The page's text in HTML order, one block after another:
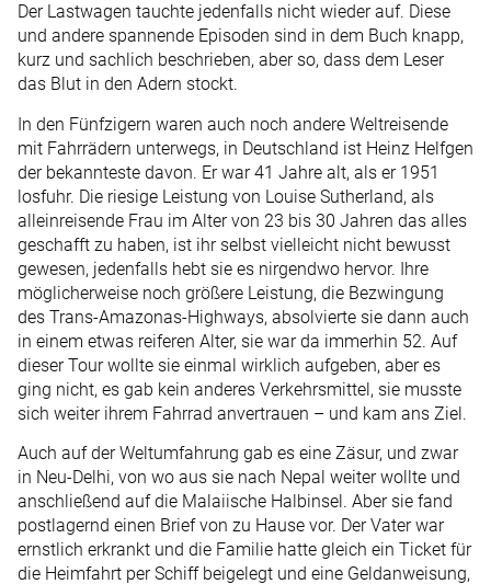
Der Lastwagen tauchte jedenfalls nicht wieder auf. Diese
und andere spannende Episoden sind in dem Buch knapp,
kurz und sachlich beschrieben, aber so, dass dem Leser
das Blut in den Adern stockt.
In den Fünfzigern waren auch noch andere Weltreisende
mit Fahrrädern unterwegs, in Deutschland ist Heinz Helfgen
der bekannteste davon. Er war 41 Jahre alt, als er 1951
losfuhr. Die riesige Leistung von Louise Sutherland, als
alleinreisende Frau im Alter von 23 bis 30 Jahren das alles
geschafft zu haben, ist ihr selbst vielleicht nicht bewusst
gewesen, jedenfalls hebt sie es nirgendwo hervor. Ihre
möglicherweise noch größere Leistung, die Bezwingung
des Trans-Amazonas-Highways, absolvierte sie dann auch
in einem etwas reiferen Alter, sie war da immerhin 52. Auf
dieser Tour wollte sie einmal wirklich aufgeben, aber es
ging nicht, es gab kein anderes Verkehrsmittel, sie musste
sich weiter ihrem Fahrrad anvertrauen – und kam ans Ziel.
Auch auf der Weltumfahrung gab es eine Zäsur, und zwar
in Neu-Delhi, von wo aus sie nach Nepal weiter wollte und
anschließend auf die Malaiische Halbinsel. Aber sie fand
postlagernd einen Brief von zu Hause vor. Der Vater war
ernstlich erkrankt und die Familie hatte gleich ein Ticket für
die Heimfahrt per Schiff beigelegt und eine Geldanweisung,